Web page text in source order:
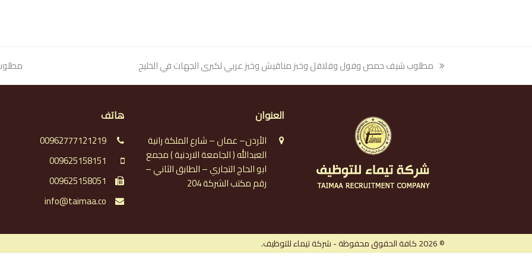
previous
مطلوب شيف حمص وفول وفلافل وخبز مناقيش وخبز عربي لكبرى الجهات في الخليج
next
العنوان
الأردن– عمان – شارع الملكة رانية
العبدالله ( الجامعة الاردنية ) مجمع
ابو الحاج التجاري – الطابق الثاني –
رقم مكتب الشركة 204
هاتف
00962777121219
009625158151
009625158051
info@taimaa.co
© 2026 كافة الحقوق محفوظة - شركة تيماء للتوظيف.